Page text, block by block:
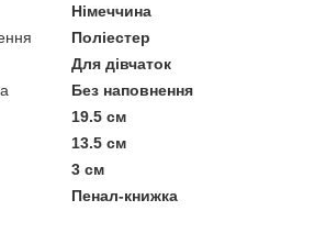
Німеччина
Поліестер
Для дівчаток
Без наповнення
19.5 см
13.5 см
3 см
Пенал-книжка